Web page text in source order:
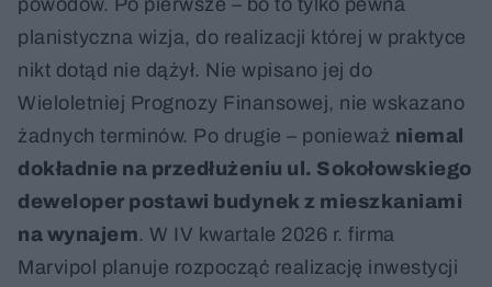
powodów. Po pierwsze – bo to tylko pewna
planistyczna wizja, do realizacji której w praktyce
nikt dotąd nie dążył. Nie wpisano jej do
Wieloletniej Prognozy Finansowej, nie wskazano
żadnych terminów. Po drugie – ponieważ niemal
dokładnie na przedłużeniu ul. Sokołowskiego
deweloper postawi budynek z mieszkaniami
na wynajem. W IV kwartale 2026 r. firma
Marvipol planuje rozpocząć realizację inwestycji